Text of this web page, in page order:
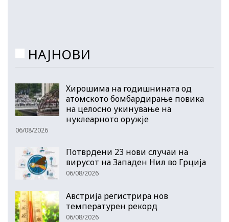
НАЈНОВИ
Хирошима на годишнината од
атомското бомбардирање повика
на целосно укинување на
нуклеарното оружје
06/08/2026
Потврдени 23 нови случаи на
вирусот на Западен Нил во Грција
06/08/2026
Австрија регистрира нов
температурен рекорд
06/08/2026